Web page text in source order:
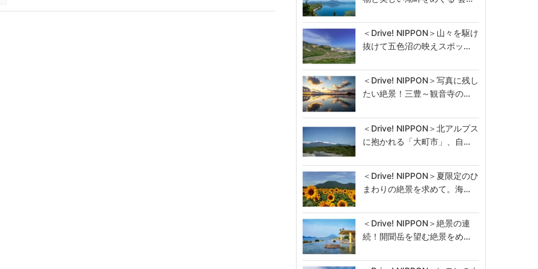
＜Drive! NIPPON＞山々を駆け
抜けて五色沼の映えスポッ…
＜Drive! NIPPON＞写真に残し
たい絶景！三豊～観音寺の…
＜Drive! NIPPON＞北アルプス
に抱かれる「大町市」、自…
＜Drive! NIPPON＞夏限定のひ
まわりの絶景を求めて。海…
＜Drive! NIPPON＞絶景の連
続！開聞岳を望む絶景をめ…